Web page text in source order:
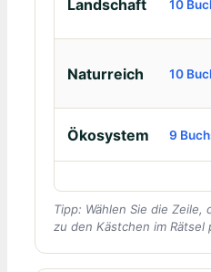
Landschaft 10
Naturreich 10
Ökosystem 9
Tipp: Wählen Sie die Zeile,
zu den Kästchen im Rätsel